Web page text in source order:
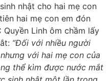
nhật cho hai mẹ con
hai mẹ con em đón
Linh ôm chầm lấy
“Đối với nhiều người
với hai mẹ con của
thể kìm được nước mắt